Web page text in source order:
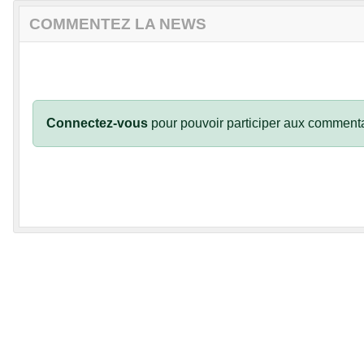
COMMENTEZ LA NEWS
Connectez-vous pour pouvoir participer aux